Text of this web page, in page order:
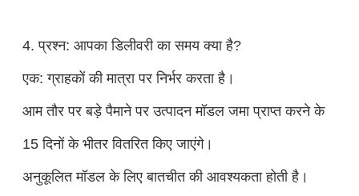
4. प्रश्न: आपका डिलीवरी का समय क्या है?
एक: ग्राहकों की मात्रा पर निर्भर करता है।
आम तौर पर बड़े पैमाने पर उत्पादन मॉडल जमा प्राप्त करने के
15 दिनों के भीतर वितरित किए जाएंगे।
अनुकूलित मॉडल के लिए बातचीत की आवश्यकता होती है।